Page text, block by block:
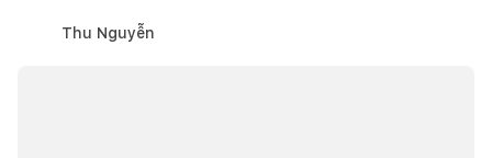
Thu Nguyễn